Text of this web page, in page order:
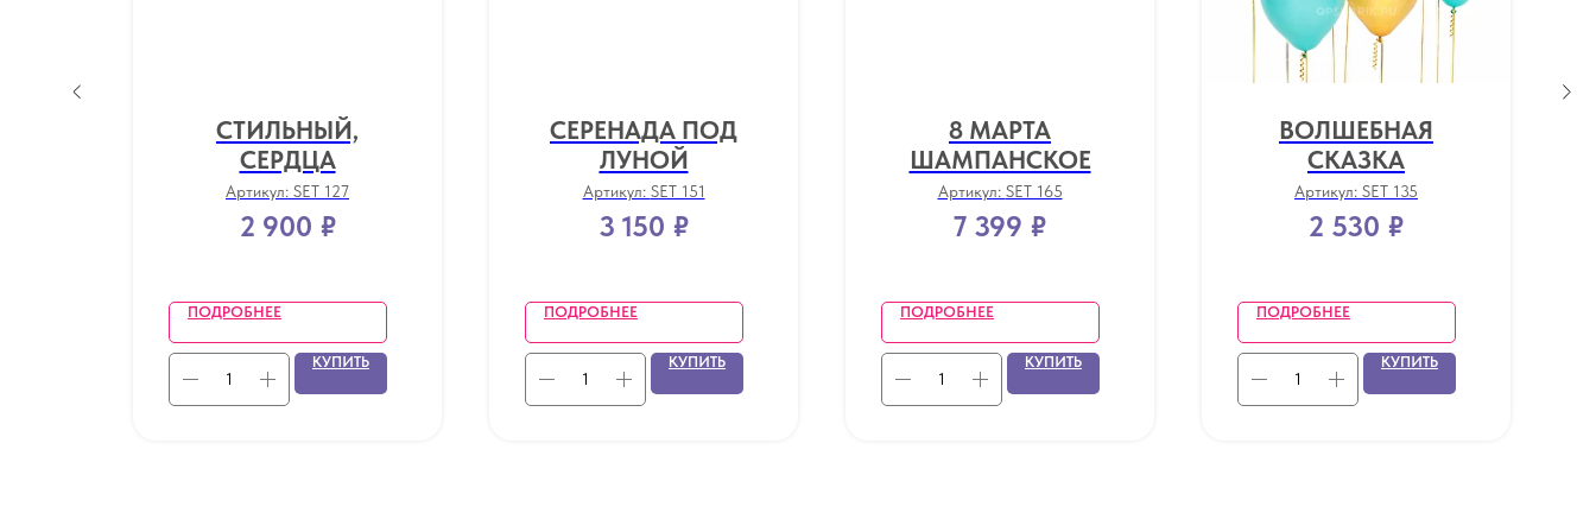
СТИЛЬНЫЙ,
СЕРДЦА
Артикул: SET 127
2 900 ₽
ПОДРОБНЕЕ
КУПИТЬ
СЕРЕНАДА ПОД
ЛУНОЙ
Артикул: SET 151
3 150 ₽
ПОДРОБНЕЕ
КУПИТЬ
8 МАРТА
ШАМПАНСКОЕ
Артикул: SET 165
7 399 ₽
ПОДРОБНЕЕ
КУПИТЬ
ВОЛШЕБНАЯ
СКАЗКА
Артикул: SET 135
2 530 ₽
ПОДРОБНЕЕ
КУПИТЬ